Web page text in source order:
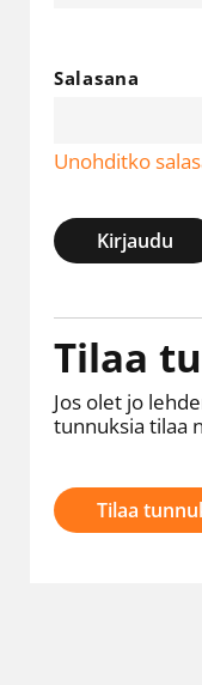
Salasana
Unohditko
Kirjaudu
Tilaa
Jos olet jo
tunnuksia tilaa
Tilaa